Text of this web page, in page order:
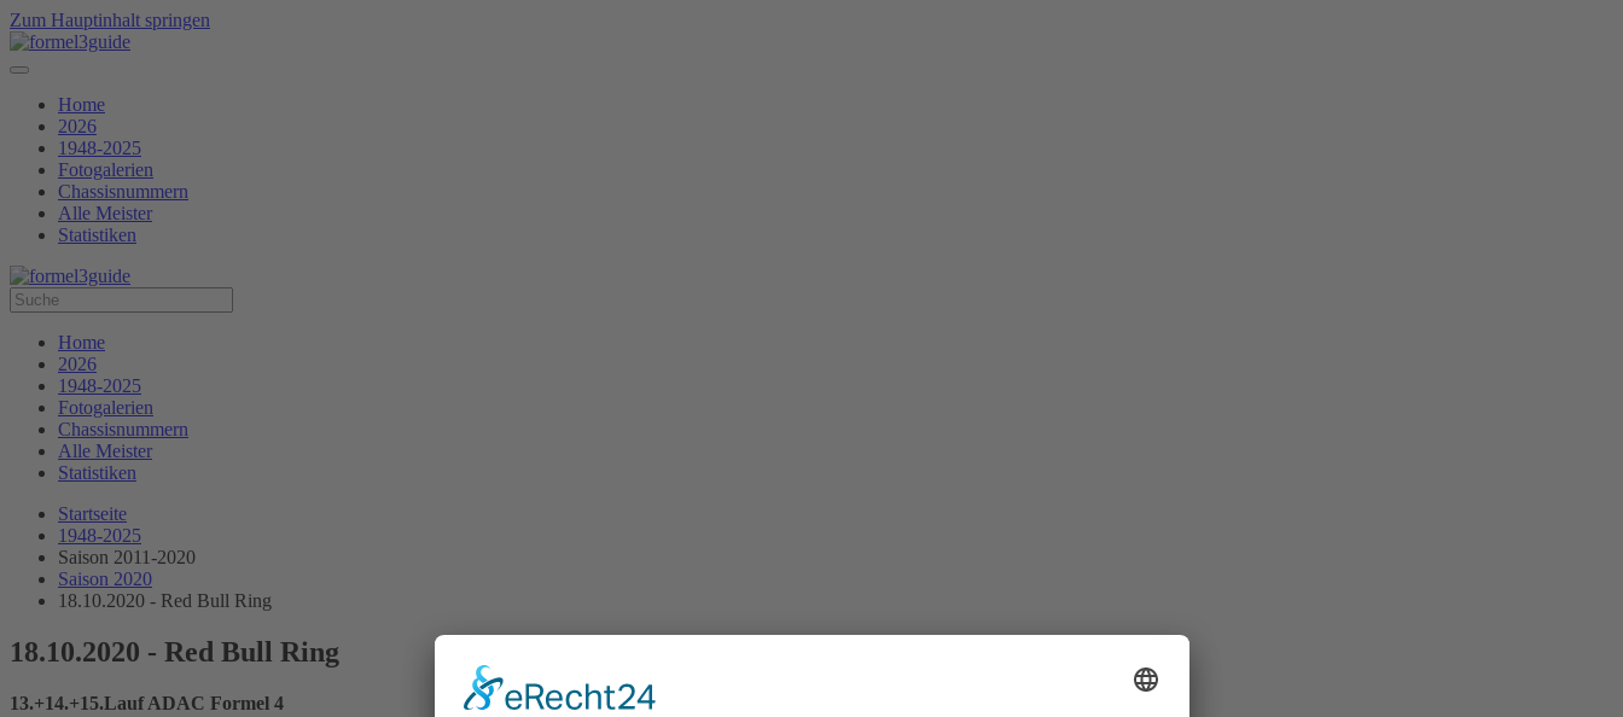
Zum Hauptinhalt springen
Home
2026
1948-2025
Fotogalerien
Chassisnummern
Alle Meister
Statistiken
Home
2026
1948-2025
Fotogalerien
Chassisnummern
Alle Meister
Statistiken
Startseite
1948-2025
Saison 2011-2020
Saison 2020
18.10.2020 - Red Bull Ring
18.10.2020 - Red Bull Ring
13.+14.+15.Lauf ADAC Formel 4